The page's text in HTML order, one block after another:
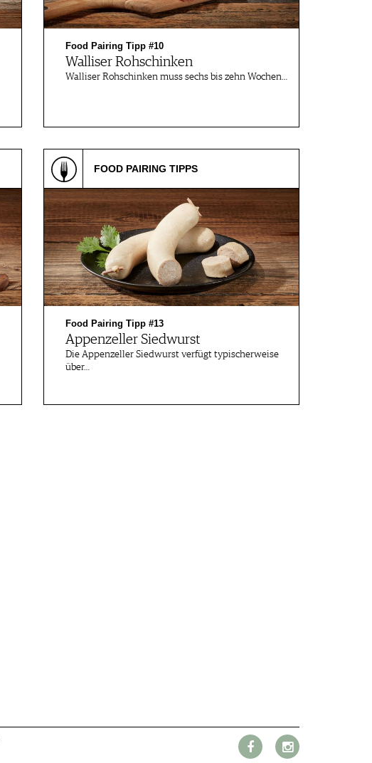
Food Pairing Tipp #10
Walliser Rohschinken
Walliser Rohschinken muss sechs bis zehn Wochen…
FOOD PAIRING TIPPS
Food Pairing Tipp #13
Appenzeller Siedwurst
Die Appenzeller Siedwurst verfügt typischerweise
über…